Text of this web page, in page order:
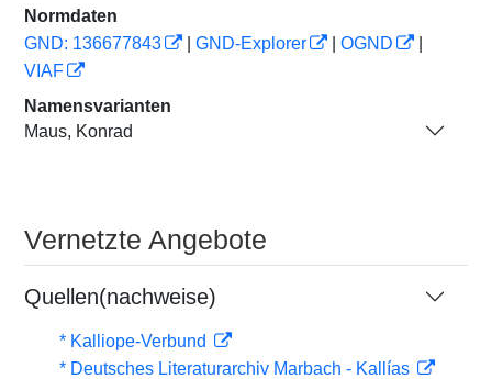
Normdaten
GND: 136677843
GND-Explorer OGND
VIAF
Namensvarianten
Maus, Konrad
Vernetzte Angebote
Quellen(nachweise)
* Kalliope-Verbund
* Deutsches Literaturarchiv Marbach - Kallías